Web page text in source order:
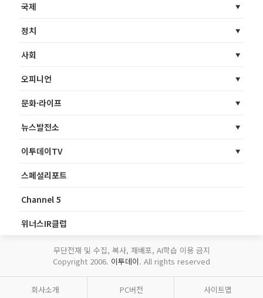
국제
정치
사회
오피니언
문화·라이프
뉴스발전소
이투데이TV
스페셜리포트
Channel 5
위너스IR클럽
무단전재 및 수집, 복사, 재배포, AI학습 이용 금지
Copyright 2006. 이투데이. All rights reserved
회사소개 PC버전 사이트맵